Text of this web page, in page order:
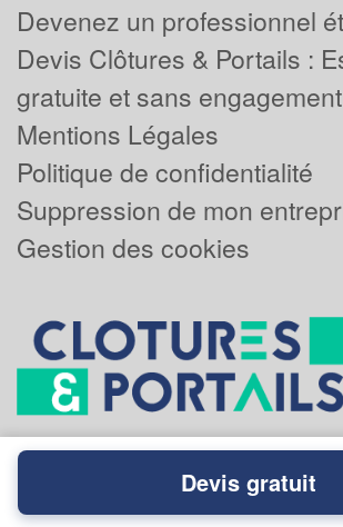
Devenez un professionnel
Devis Clôtures & Portails :
gratuite et sans engagement
Mentions Légales
Politique de confidentialité
Suppression de mon
Gestion des cookies
Powered byPlus que pro
Devis gratuit